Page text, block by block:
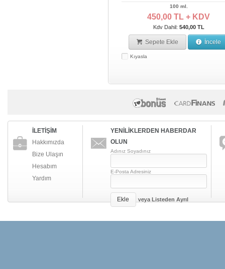
100 ml.
450,00 TL + KDV
Kdv Dahil: 540,00 TL
Sepete Ekle İncele
Kıyasla
İLETİŞİM
Hakkımızda
Bize Ulaşın
Hesabım
Yardım
YENİLİKLERDEN HABERDAR
OLUN
Adınız Soyadınız
E-Posta Adresiniz
Ekle veya Listeden Ayrıl